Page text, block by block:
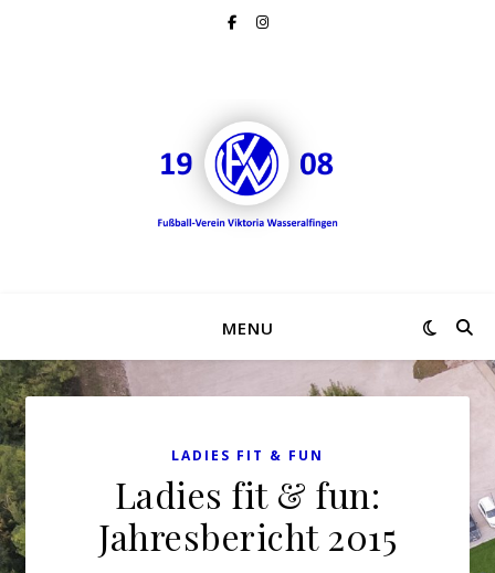
MENU
LADIES FIT & FUN
Ladies fit & fun:
Jahresbericht 2015